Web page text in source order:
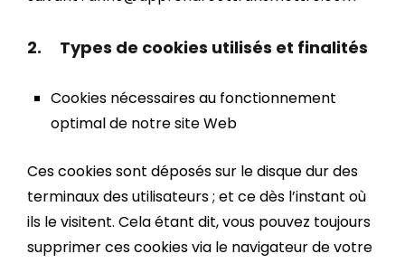
2. Types de cookies utilisés et finalités
Cookies nécessaires au fonctionnement
optimal de notre site Web
Ces cookies sont déposés sur le disque dur des
terminaux des utilisateurs ; et ce dès l’instant où
ils le visitent. Cela étant dit, vous pouvez toujours
supprimer ces cookies via le navigateur de votre